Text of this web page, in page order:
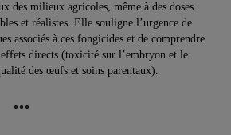
des milieux agricoles, même à des doses
et réalistes. Elle souligne l’urgence de
associés à ces fongicides et de comprendre
directs (toxicité sur l’embryon et le
des œufs et soins parentaux).